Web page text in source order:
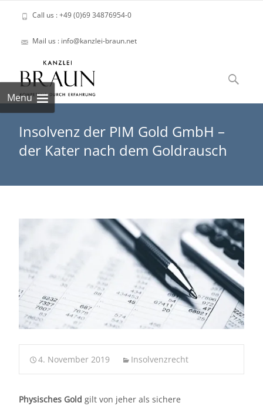
Call us : +49 (0)69 34876954-0
Mail us : info@kanzlei-braun.net
Menu
to
content
Suchen
nach:
Insolvenz der PIM Gold GmbH –
der Kater nach dem Goldrausch
4. November 2019 Insolvenzrecht
Physisches Gold gilt von jeher als sichere